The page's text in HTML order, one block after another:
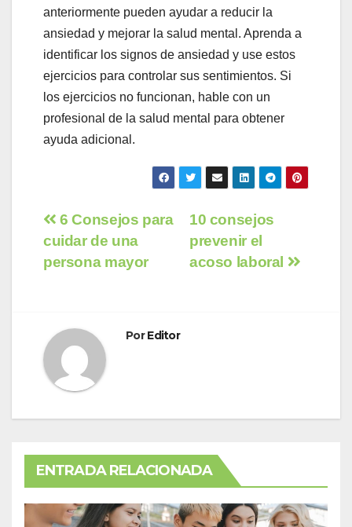
anteriormente pueden ayudar a reducir la
ansiedad y mejorar la salud mental. Aprenda a
identificar los signos de ansiedad y use estos
ejercicios para controlar sus sentimientos. Si
los ejercicios no funcionan, hable con un
profesional de la salud mental para obtener
ayuda adicional.
Navegación
de
10 consejos
prevenir el
acoso laboral
6 Consejos para
cuidar de una
persona mayor
PorEditor
ENTRADA RELACIONADA